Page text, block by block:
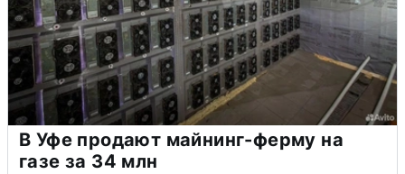
В Уфе продают майнинг-ферму на
газе за 34 млн